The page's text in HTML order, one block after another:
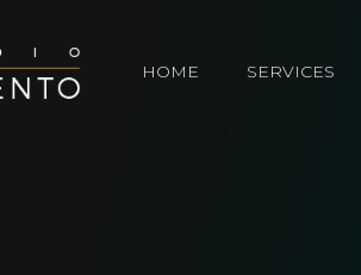
HOME SERVICES